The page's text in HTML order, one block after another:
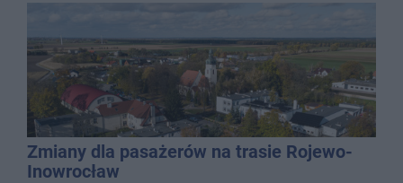
Zmiany dla pasażerów na trasie Rojewo-
Inowrocław